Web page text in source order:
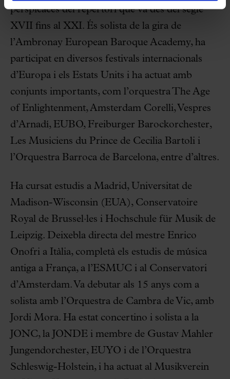
perspicaces del repertori que va des del segle
XVII fins al XXI. És solista de la gira de
l’Ambronay European Baroque Academy, ha
participat en diversos festivals internacionals
d’Europa i els Estats Units i ha actuat amb
conjunts importants, com l’orquestra The Age
of Enlightenment, Amsterdam Corelli, Vespres
d’Arnadí, EUBO, Freiburger Barockorchester,
Les Musiciens du Prince de Cecilia Bartoli i
l’Orquestra Barroca de Barcelona, entre d’altres.
Ha cursat estudis a Madrid, Universitat de
Madison-Wisconsin (EUA), Conservatoire
Royal de Brussel·les i Hochschule für Musik de
Leipzig. Deixebla directa del mestre Enrico
Onofri a Itàlia, completà els estudis de música
antiga a França, a l’ESMUC i al Conservatori
d’Amsterdam. Va debutar als 15 anys com a
solista amb l’Orquestra de Cambra de Vic, amb
Jordi Mora. Ha estat concertino i solista a la
JONC, la JONDE i membre de Gustav Mahler
Jungendorchester, EUYO i de l’Orquestra
Schleswig-Holstein, i ha actuat al Musikverein